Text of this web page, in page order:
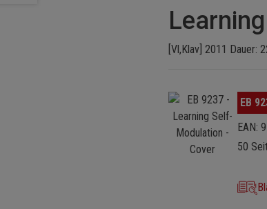
[Vl,Klav] 2011 Dauer:
Bildergalerie
EB
EAN:
50